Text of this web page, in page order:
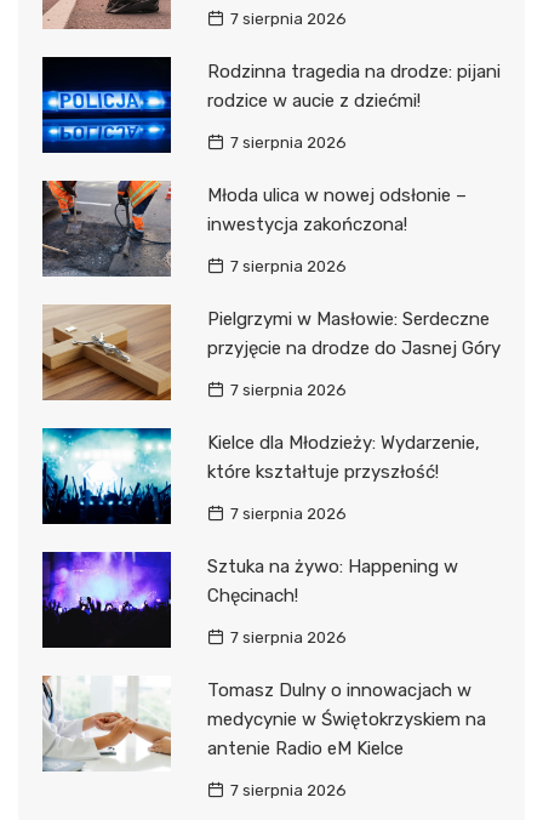
7 sierpnia 2026
Rodzinna tragedia na drodze: pijani
rodzice w aucie z dziećmi!
7 sierpnia 2026
Młoda ulica w nowej odsłonie –
inwestycja zakończona!
7 sierpnia 2026
Pielgrzymi w Masłowie: Serdeczne
przyjęcie na drodze do Jasnej Góry
7 sierpnia 2026
Kielce dla Młodzieży: Wydarzenie,
które kształtuje przyszłość!
7 sierpnia 2026
Sztuka na żywo: Happening w
Chęcinach!
7 sierpnia 2026
Tomasz Dulny o innowacjach w
medycynie w Świętokrzyskiem na
antenie Radio eM Kielce
7 sierpnia 2026